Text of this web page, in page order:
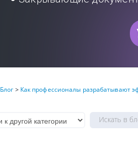
Блог > Как профессионалы разрабатывают